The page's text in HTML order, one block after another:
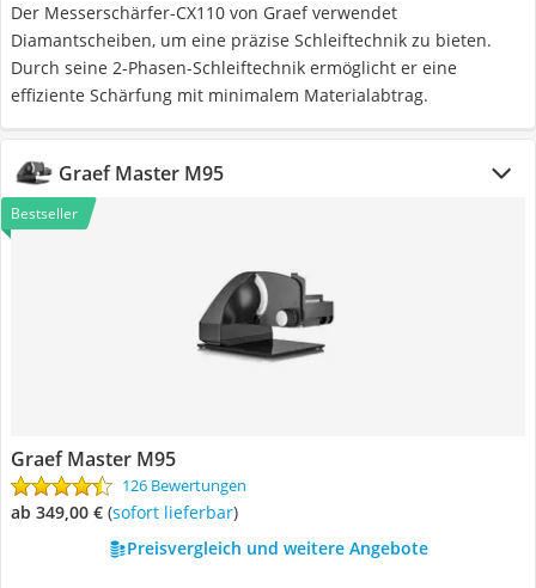
Der Messerschärfer-CX110 von Graef verwendet
Diamantscheiben, um eine präzise Schleiftechnik zu bieten.
Durch seine 2-Phasen-Schleiftechnik ermöglicht er eine
effiziente Schärfung mit minimalem Materialabtrag.
Graef Master M95
Bestseller
Graef Master M95
126 Bewertungen
ab 349,00 € ( Sofort lieferbar)
Preisvergleich und weitere Angebote